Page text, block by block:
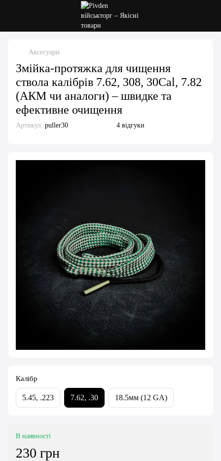
Аксесуари
Змійка-протяжка для чищення
ствола калібрів 7.62, 308, 30Cal, 7.82
(АКМ чи аналоги) – швидке та
ефективне очищення
Артикул: puller30 4 відгуки
Калібр
5.45, .223 7.62, .30 18.5мм (12 GA)
В наявності
230 грн